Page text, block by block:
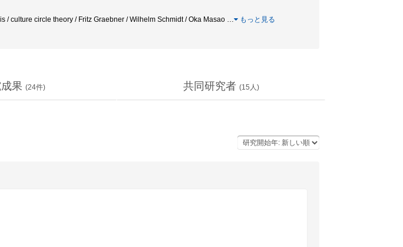
/ culture circle theory / Fritz Graebner / Wilhelm Schmidt / Oka Masao … もっと見る
果 (24件) 共同研究者 (15 人)